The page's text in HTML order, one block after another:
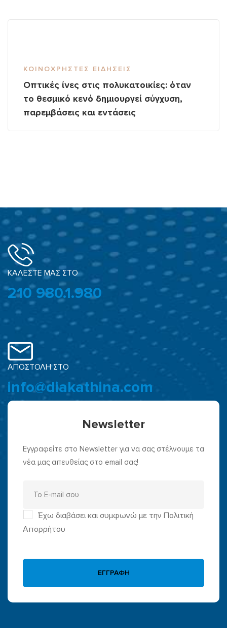
ΚΟΙΝΌΧΡΗΣΤΕΣ ΕΙΔΉΣΕΙΣ
Οπτικές ίνες στις πολυκατοικίες: όταν
το θεσμικό κενό δημιουργεί σύγχυση,
παρεμβάσεις και εντάσεις
ΚΑΛΕΣΤΕ ΜΑΣ ΣΤΟ
210 980.1.980
ΑΠΟΣΤΟΛΗ ΣΤΟ
info@diakathina.com
Newsletter
Εγγραφείτε στο Newsletter για να σας στέλνουμε τα
νέα μας απευθείας στο email σας!
Έχω διαβάσει και συμφωνώ με την Πολιτική
Απορρήτου
ΕΓΓΡΑΦΗ